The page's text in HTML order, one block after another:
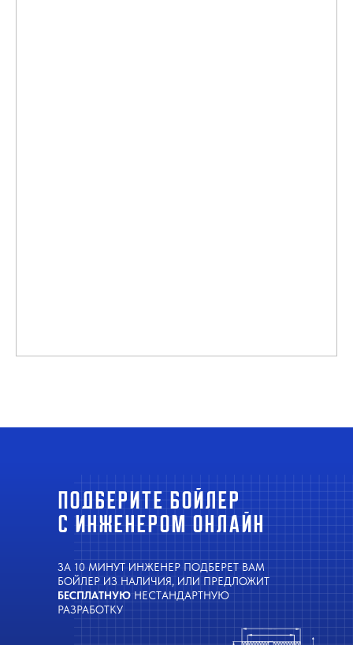
ПОДБЕРИТЕ БОЙЛЕР
С ИНЖЕНЕРОМ ОНЛАЙН
ЗА 10 МИНУТ ИНЖЕНЕР ПОДБЕРЕТ ВАМ
БОЙЛЕР ИЗ НАЛИЧИЯ, ИЛИ ПРЕДЛОЖИТ
БЕСПЛАТНУЮ НЕСТАНДАРТНУЮ
РАЗРАБОТКУ